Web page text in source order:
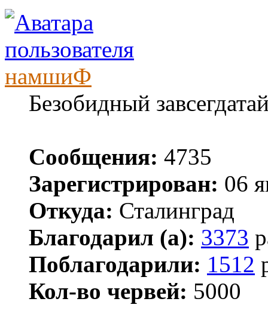
намшиФ
Безобидный
Сообщения: 4735
Зарегистрирован: 06
Откуда: Сталинград
Благодарил (а): 3373
Поблагодарили: 1512
Кол-во червей: 5000